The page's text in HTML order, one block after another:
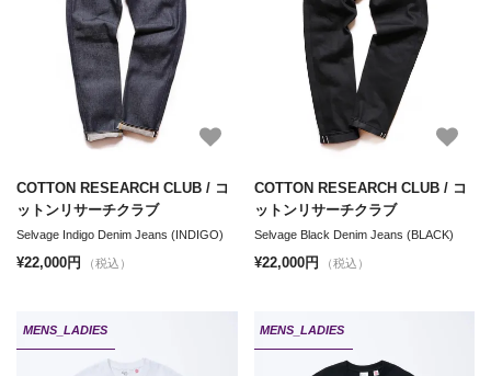
COTTON RESEARCH CLUB / コ
ットンリサーチクラブ
Selvage Indigo Denim Jeans (INDIGO)
¥22,000円 （税込）
COTTON RESEARCH CLUB / コ
ットンリサーチクラブ
Selvage Black Denim Jeans (BLACK)
¥22,000円 （税込）
MENS_LADIES MENS_LADIES